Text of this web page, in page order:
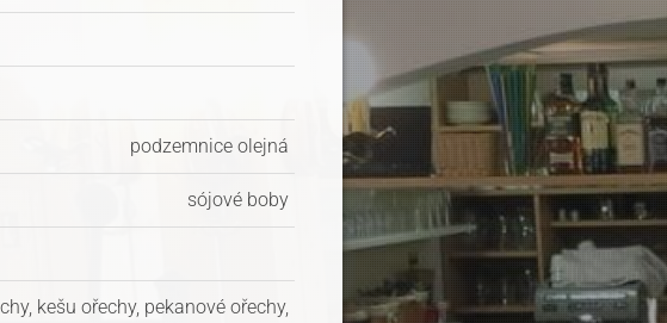
podzemnice olejná
sójové boby
kešu ořechy, pekanové ořechy,